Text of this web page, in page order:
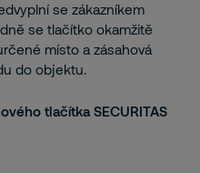
se zákazníkem
se tlačítko okamžitě
místo a zásahová
do objektu.
tlačítka SECURITAS